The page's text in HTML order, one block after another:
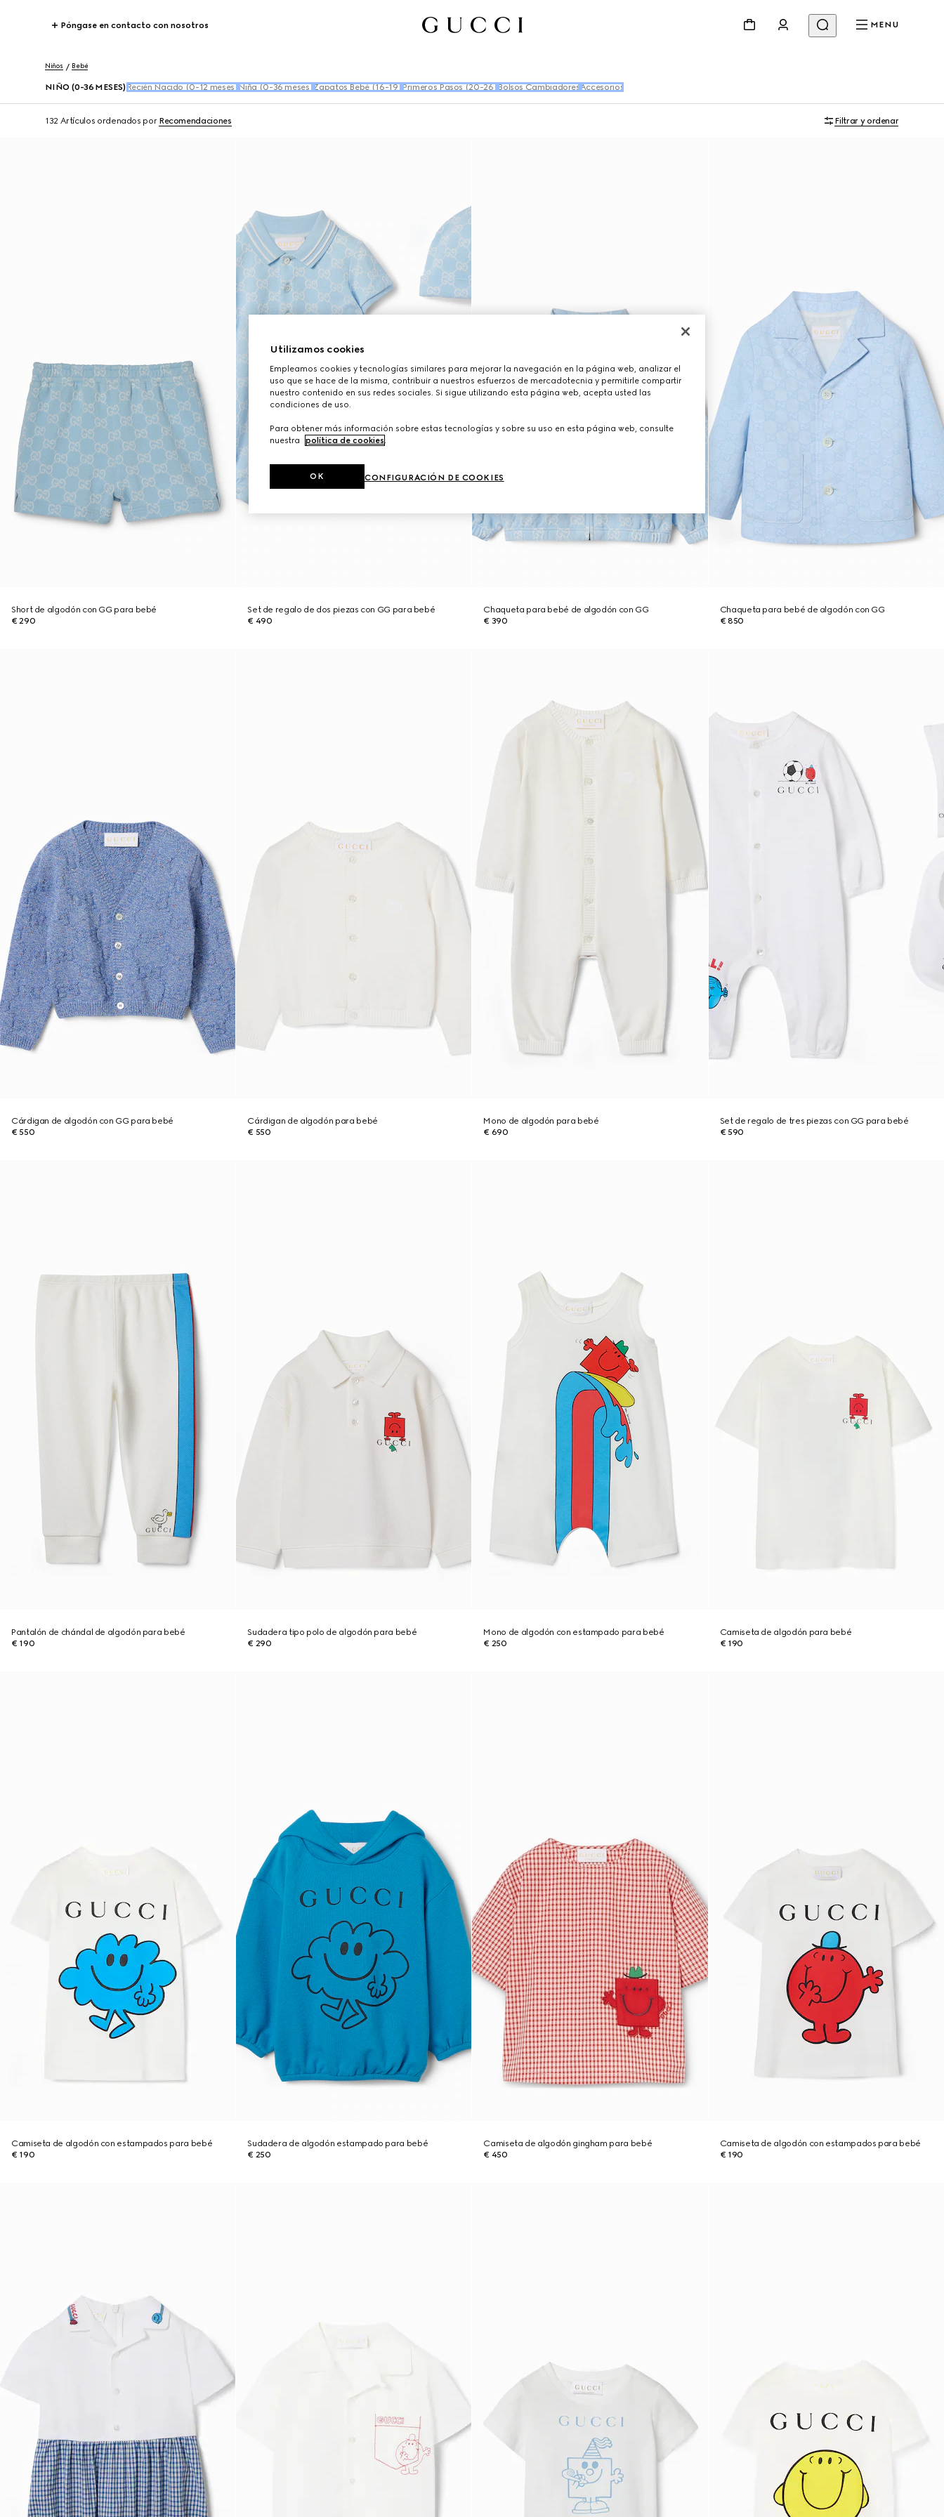
Póngase en contacto con nosotros MENU
Niños Bebé
NIÑO (0-36 MESES) Recién Nacido (0-12 meses) Niña (0-36 meses) Zapatos Bebé (16-19) Primeros Pasos (20-26) Bolsos Cambiadores Accesorios
132 Artículos ordenados por Recomendaciones Filtrar y ordenar
Short de algodón con GG para bebé
€ 290
Set de regalo de dos piezas con GG para bebé
€ 490
Chaqueta para bebé de algodón con GG
€ 390
Chaqueta para bebé de algodón con GG
€ 850
Cárdigan de algodón con GG para bebé
€ 550
Cárdigan de algodón para bebé
€ 550
Mono de algodón para bebé
€ 690
Set de regalo de tres piezas con GG para bebé
€ 590
Pantalón de chándal de algodón para bebé
€ 190
Sudadera tipo polo de algodón para bebé
€ 290
Mono de algodón con estampado para bebé
€ 250
Camiseta de algodón para bebé
€ 190
Camiseta de algodón con estampados para bebé
€ 190
Sudadera de algodón estampado para bebé
€ 250
Camiseta de algodón gingham para bebé
€ 450
Camiseta de algodón con estampados para bebé
€ 190
Utilizamos cookies
Empleamos cookies y tecnologías similares para mejorar la navegación en la página web, analizar el
uso que se hace de la misma, contribuir a nuestros esfuerzos de mercadotecnia y permitirle compartir
nuestro contenido en sus redes sociales. Si sigue utilizando esta página web, acepta usted las
condiciones de uso.
Para obtener más información sobre estas tecnologías y sobre su uso en esta página web, consulte
nuestra
política de cookies.
CONFIGURACIÓN DE COOKIES
OK